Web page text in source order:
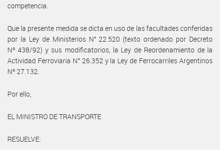
competencia.
Que la presente medida se dicta en uso de las facultades conferidas
por la Ley de Ministerios N° 22.520 (texto ordenado por Decreto
Nº 438/92) y sus modificatorios, la Ley de Reordenamiento de la
Actividad Ferroviaria N° 26.352 y la Ley de Ferrocarriles Argentinos
Nº 27.132.
Por ello,
EL MINISTRO DE TRANSPORTE
RESUELVE: